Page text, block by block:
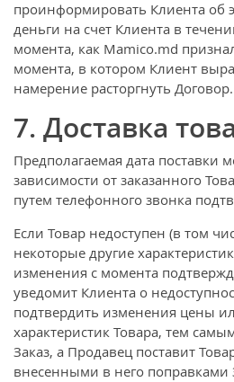
проинформировать Клиента об
деньги на счет Клиента в
момента, как Mamico.md
момента, в котором Клиент
намерение расторгнуть Договор.
7. Доставка
Предполагаемая дата поставки
зависимости от заказанного
путем телефонного звонка
Если Товар недоступен (в том
некоторые другие
изменения с момента
уведомит Клиента о
подтвердить изменения цены
характеристик Товара, тем
Заказ, а Продавец поставит
внесенными в него поправками